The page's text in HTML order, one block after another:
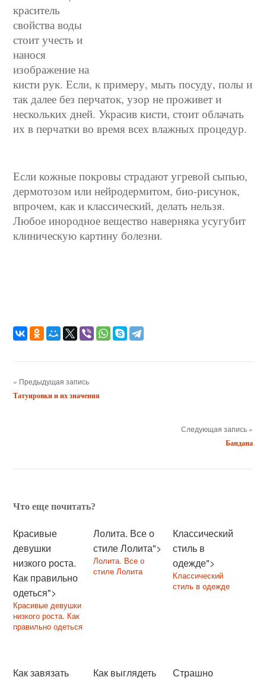
краситель
свойства воды
стоит учесть и
нанося
изображение на
кисти рук. Если, к примеру, мыть посуду, полы и
так далее без перчаток, узор не проживет и
нескольких дней. Украсив кисти, стоит облачать
их в перчатки во время всех влажных процедур.
Если кожные покровы страдают угревой сыпью,
дермотозом или нейродермитом, био-рисунок,
впрочем, как и классический, делать нельзя.
Любое инородное вещество наверняка усугубит
клиническую картину болезни.
« Предыдущая запись
Татуировки и их значения
Следующая запись »
Бандана
Что еще почитать?
Красивые
девушки
низкого роста.
Как правильно
одеться">
Красивые девушки
низкого роста. Как
правильно одеться
Лолита. Все о
стиле Лолита">
Лолита. Все о
стиле Лолита
Классический
стиль в
одежде">
Классический
стиль в одежде
Как завязать
Как выглядеть
Страшно